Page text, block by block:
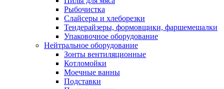
Рыбочистка
Слайсеры и хлеборезки
Тендерайзеры, формовщики, фаршемешалки
Упаковочное оборудование
Нейтральное оборудование
Зонты вентиляционные
Котломойки
Моечные ванны
Подставки